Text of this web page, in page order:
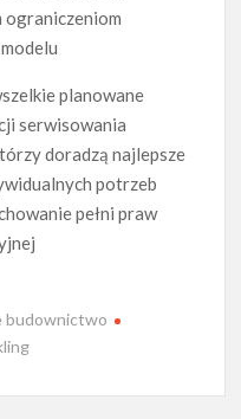
ograniczeniom
planowane
serwisowania
doradzą najlepsze
potrzeb
pełni praw
budownictwo